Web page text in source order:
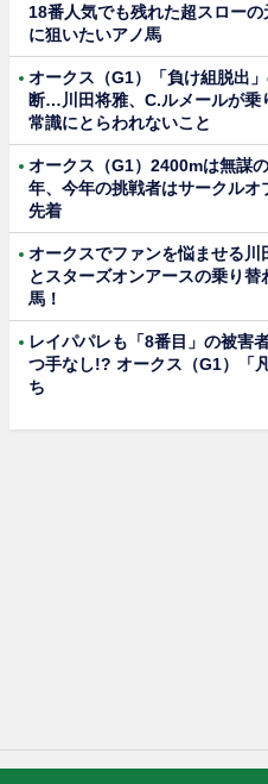
18番人気でも残れた超スロー
に狙いたいアノ馬
オークス（G1）「負け組脱出
断…川田将雅、C.ルメールが乗
常識にとらわれないこと
オークス（G1）2400mは無謀
年、今年の挑戦者はサークル
先着
オークスでファンを悩ませる
とスターズオンアースの乗り
馬！
レイパパレも「8番目」の被害
つ手なし!? オークス（G1）「
ち